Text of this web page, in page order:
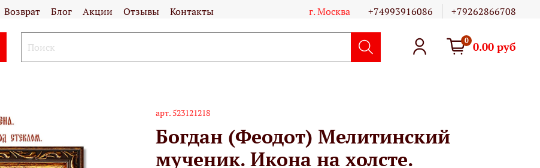
Возврат Блог Акции Отзывы Контакты г. Москва +74993916086 +79262866708
0 0.00 руб
арт. 523121218
Богдан (Феодот) Мелитинский
мученик. Икона на холсте.